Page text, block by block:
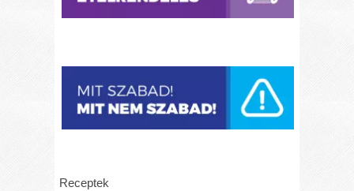
Receptek